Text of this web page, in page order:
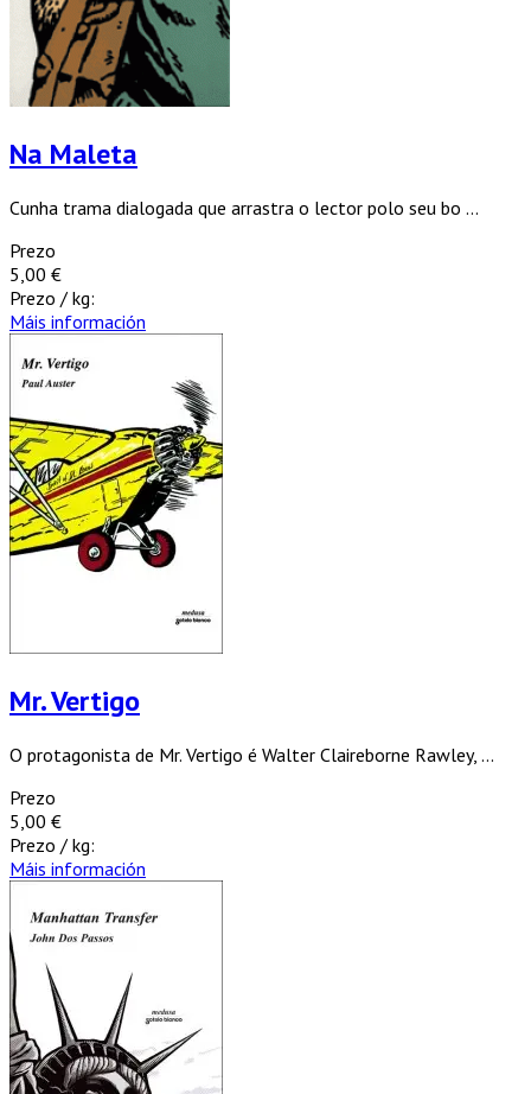
Na Maleta
Cunha trama dialogada que arrastra o lector polo seu bo ...
Prezo
5,00 €
Prezo / kg:
Máis información
Mr. Vertigo
O protagonista de Mr. Vertigo é Walter Claireborne Rawley, ...
Prezo
5,00 €
Prezo / kg:
Máis información